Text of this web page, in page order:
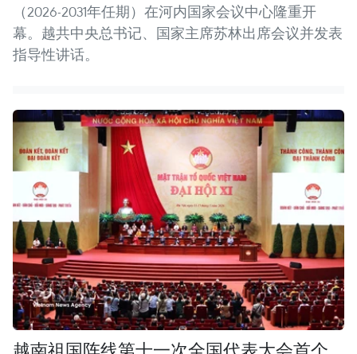
（2026-2031年任期）在河内国家会议中心隆重开
幕。越共中央总书记、国家主席苏林出席会议并发表
指导性讲话。